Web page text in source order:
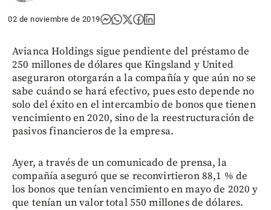
02 de noviembre de 2019
Avianca Holdings sigue pendiente del préstamo de
250 millones de dólares que Kingsland y United
aseguraron otorgarán a la compañía y que aún no se
sabe cuándo se hará efectivo, pues esto depende no
solo del éxito en el intercambio de bonos que tienen
vencimiento en 2020, sino de la reestructuración de
pasivos financieros de la empresa.
Ayer, a través de un comunicado de prensa, la
compañía aseguró que se reconvirtieron 88,1 % de
los bonos que tenían vencimiento en mayo de 2020 y
que tenían un valor total 550 millones de dólares.